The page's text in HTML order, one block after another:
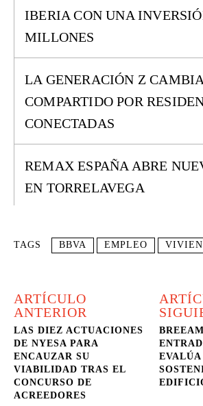
IBERIA CON UNA
MILLONES
LA GENERACIÓN Z
COMPARTIDO POR
CONECTADAS
REMAX ESPAÑA ABRE
EN TORRELAVEGA
TAGS BBVA EMPLEO
ARTÍCULO
ANTERIOR
LAS DIEZ ACTUACIONES
DE NYESA PARA
ENCAUZAR SU
VIABILIDAD TRAS EL
CONCURSO DE
ACREEDORES